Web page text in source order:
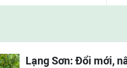
Lạng Sơn: Đổi mới,